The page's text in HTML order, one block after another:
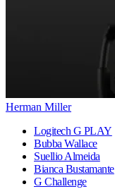
Herman Miller
Logitech G PLAY
Bubba Wallace
Suellio Almeida
Bianca Bustamante
G Challenge